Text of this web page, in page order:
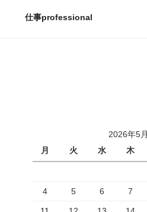
仕事professional
2026年5月
月
火 水 木
4 5 6 7